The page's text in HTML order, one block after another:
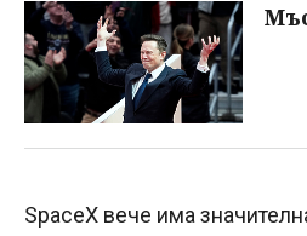
SpaceX вече има